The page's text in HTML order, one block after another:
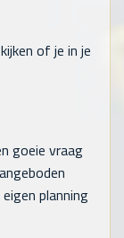
of je in je
goeie vraag
planning